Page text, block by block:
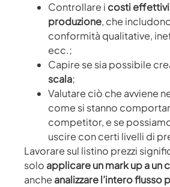
Controllare i costi
produzione, che
conformità qualitative,
ecc.;
Capire se sia possibile
scala;
Valutare ciò che avviene
come si stanno
competitor, e se
uscire con certi livelli di
Lavorare sul listino prezzi
solo applicare un mark up a un
anche analizzare l’intero flusso